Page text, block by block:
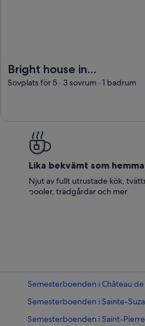
Bright house in
Sainte Suzanne with
Sovplats för 5 · 3 sovrum · 1 badrum
Lika bekvämt som hemma
Njut av fullt utrustade kök,
pooler, trädgårdar och mer
Semesterboenden i Château
Semesterboenden i Sainte-
Semesterboenden i Saint-